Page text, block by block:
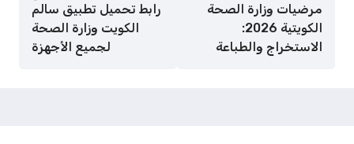
مرضيات وزارة الصحة
الكويتية 2026:
الاستخراج والطباعة
رابط تحميل تطبيق سالم
الكويت وزارة الصحة
لجميع الأجهزة